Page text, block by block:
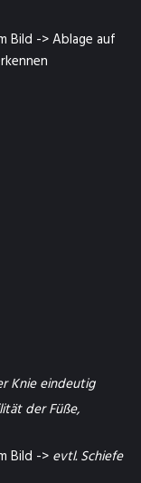
Bild -> Ablage auf
Knie eindeutig
der Füße,
Bild -> evtl. Schiefe